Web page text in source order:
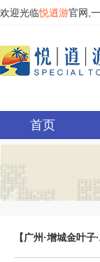
欢迎光临悦逍游官网,
首页
【广州·增城金叶